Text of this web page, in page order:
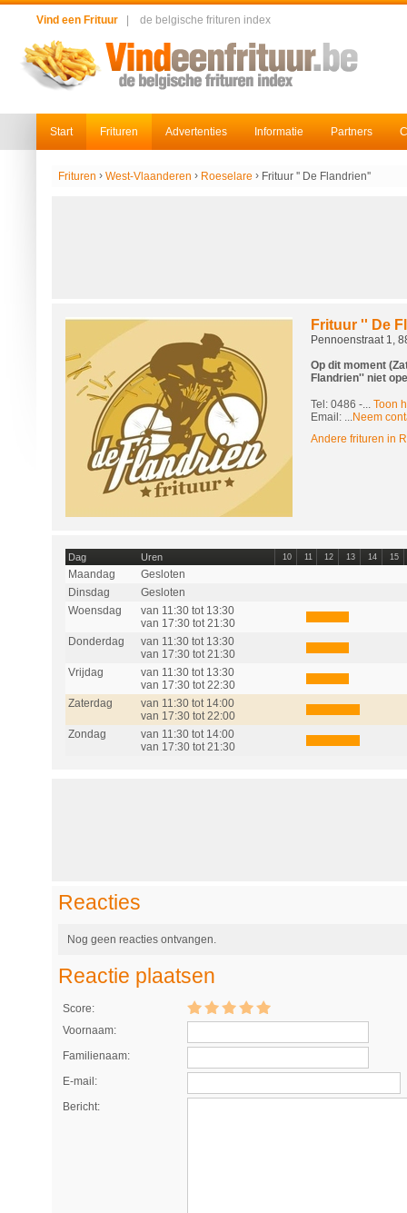
Vind een Frituur de belgische frituren index
Start Frituren Advertenties Informatie Partners
Frituren › West-Vlaanderen › Roeselare › Frituur '' De Flandrien''
Frituur '' De
Pennoenstraat 1,
Op dit moment
Flandrien'' niet
Tel: 0486 -... Toon
Email: ...Neem
Andere frituren in
Dag Uren 10 11 12 13 14 15
Maandag
Gesloten
Dinsdag
Gesloten
Woensdag
van 11:30 tot 13:30
van 17:30 tot 21:30
Donderdag
van 11:30 tot 13:30
van 17:30 tot 21:30
Vrijdag
van 11:30 tot 13:30
van 17:30 tot 22:30
Zaterdag
van 11:30 tot 14:00
van 17:30 tot 22:00
Zondag
van 11:30 tot 14:00
van 17:30 tot 21:30
Reacties
Nog geen reacties ontvangen.
Reactie plaatsen
Score:
Voornaam:
Familienaam:
E-mail:
Bericht: